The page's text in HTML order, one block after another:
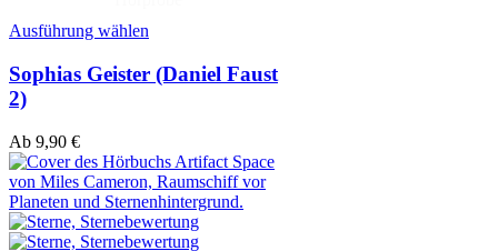
Ausführung wählen
Sophias Geister (Daniel Faust
2)
Ab 9,90 €